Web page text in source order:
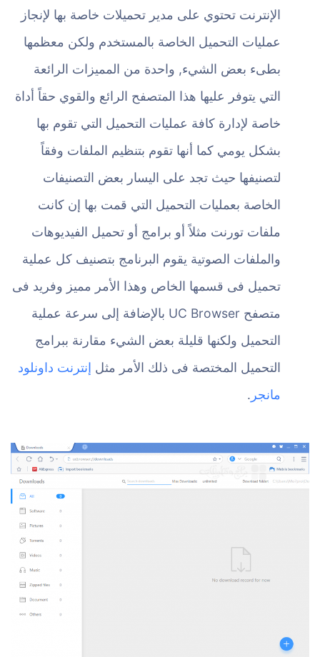
الإنترنت تحتوي على مدير تحميلات خاصة بها لإنجاز
عمليات التحميل الخاصة بالمستخدم ولكن معظمها
بطىء بعض الشيء, واحدة من المميزات الرائعة
التي يتوفر عليها هذا المتصفح الرائع والقوي حقاً أداة
خاصة لإدارة كافة عمليات التحميل التي تقوم بها
بشكل يومي كما أنها تقوم بتنظيم الملفات وفقاً
لتصنيفها حيث تجد على اليسار بعض التصنيفات
الخاصة بعمليات التحميل التي قمت بها إن كانت
ملفات تورنت مثلاً أو برامج أو تحميل الفيديوهات
والملفات الصوتية يقوم البرنامج بتصنيف كل عملية
تحميل فى قسمها الخاص وهذا الأمر مميز وفريد فى
متصفح UC Browser بالإضافة إلى سرعة عملية
التحميل ولكنها قليلة بعض الشيء مقارنة ببرامج
التحميل المختصة فى ذلك الأمر مثل إنترنت داونلود
مانجر .